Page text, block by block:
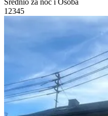
1 2345